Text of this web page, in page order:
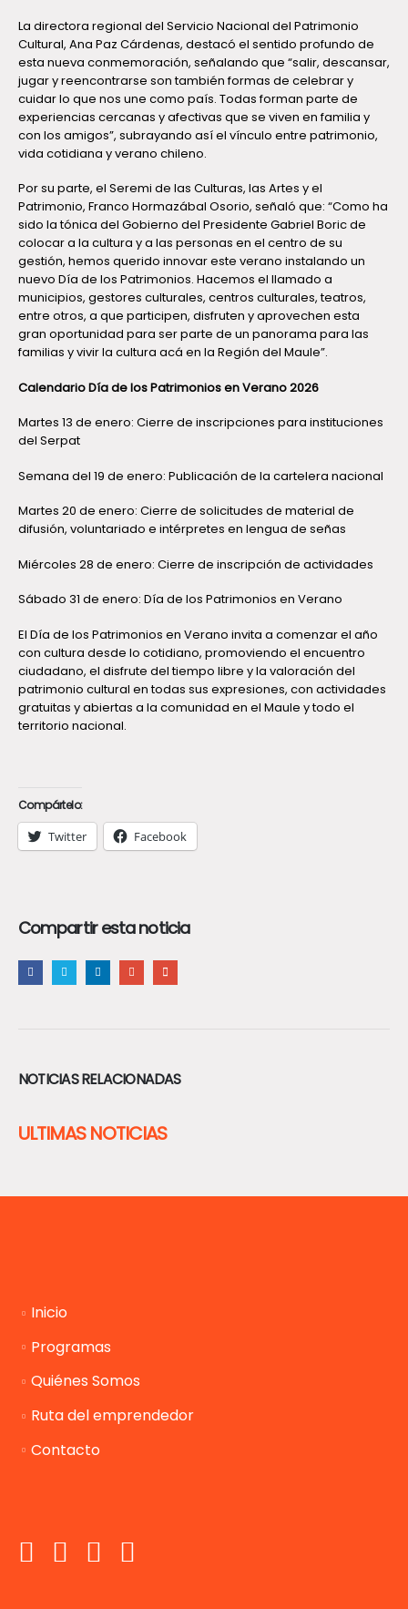
La directora regional del Servicio Nacional del Patrimonio
Cultural, Ana Paz Cárdenas, destacó el sentido profundo de
esta nueva conmemoración, señalando que “salir, descansar,
jugar y reencontrarse son también formas de celebrar y
cuidar lo que nos une como país. Todas forman parte de
experiencias cercanas y afectivas que se viven en familia y
con los amigos”, subrayando así el vínculo entre patrimonio,
vida cotidiana y verano chileno.
Por su parte, el Seremi de las Culturas, las Artes y el
Patrimonio, Franco Hormazábal Osorio, señaló que: “Como ha
sido la tónica del Gobierno del Presidente Gabriel Boric de
colocar a la cultura y a las personas en el centro de su
gestión, hemos querido innovar este verano instalando un
nuevo Día de los Patrimonios. Hacemos el llamado a
municipios, gestores culturales, centros culturales, teatros,
entre otros, a que participen, disfruten y aprovechen esta
gran oportunidad para ser parte de un panorama para las
familias y vivir la cultura acá en la Región del Maule”.
Calendario Día de los Patrimonios en Verano 2026
Martes 13 de enero: Cierre de inscripciones para instituciones
del Serpat
Semana del 19 de enero: Publicación de la cartelera nacional
Martes 20 de enero: Cierre de solicitudes de material de
difusión, voluntariado e intérpretes en lengua de señas
Miércoles 28 de enero: Cierre de inscripción de actividades
Sábado 31 de enero: Día de los Patrimonios en Verano
El Día de los Patrimonios en Verano invita a comenzar el año
con cultura desde lo cotidiano, promoviendo el encuentro
ciudadano, el disfrute del tiempo libre y la valoración del
patrimonio cultural en todas sus expresiones, con actividades
gratuitas y abiertas a la comunidad en el Maule y todo el
territorio nacional.
Compártelo:
Twitter Facebook
Compartir esta noticia
NOTICIAS RELACIONADAS
ULTIMAS NOTICIAS
Inicio
Programas
Quiénes Somos
Ruta del emprendedor
Contacto